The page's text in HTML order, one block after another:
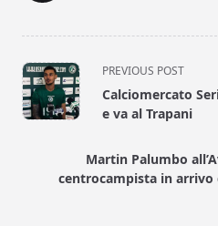
<span
class="nav-
subtitle
text">Page</span>
PREVIOUS POST
Calciomercato
e va al Trapani
Martin Palumbo
centrocampista in arrivo